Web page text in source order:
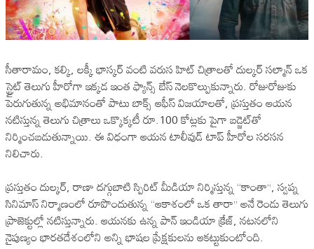
సీతారామం, కల్కి, లక్కీ భాస్కర్ వంటి వరుస హిట్ చిత్రాలతో దుల్కర్ సల్మాన్ ఒక
స్ట్రైట్ తెలుగు హీరోగా ఇక్కడ ఇంత ఫ్యాన్స్ బేస్ నెలకొల్పుకున్నారు. రోజురోజుకు
పెరుగుతున్న అభిమానంతో పాటు బాక్స్ ఆఫీస్ విజయాలతో, ప్రస్తుతం ఆయన
నటిస్తున్న తెలుగు చిత్రాలు ఒక్కొక్కటీ రూ.100 కోట్లకు పైగా బడ్జెట్‌తో
నిర్మించబడుతున్నాయి. ఈ విధంగా ఆయన టాలీవుడ్‌ టాప్ హీరోల సరసన
నిలిచారు.
ప్రస్తుతం దుల్కర్, రాణా దగ్గుబాటి స్పిరిట్ మీడియా నిర్మిస్తున్న “కాంతా”, స్వప్న
సినిమాస్ నిర్మాణంలో రూపొందుతున్న “ఆకాశంలో ఒక తారా” అనే రెండు తెలుగు
ప్రాజెక్టుల్లో నటిస్తున్నారు. ఆయనకు ఉన్న పాన్ ఇండియా క్రేజ్, నటనలోని
నైపుణ్యం భారతదేశంలోని అన్ని భాషల ప్రేక్షకులను ఆకట్టుకుంటోంది.